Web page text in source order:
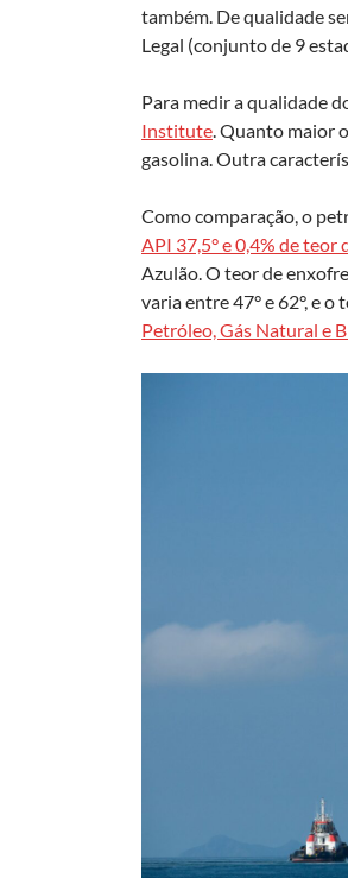
também. De qualidade
Legal (conjunto de 9
Para medir a qualidade
Institute . Quanto maior
gasolina. Outra
Como comparação, o
API 37,5° e 0,4% de teor
Azulão. O teor de
varia entre 47° e 62°, e
Petróleo, Gás Natural e